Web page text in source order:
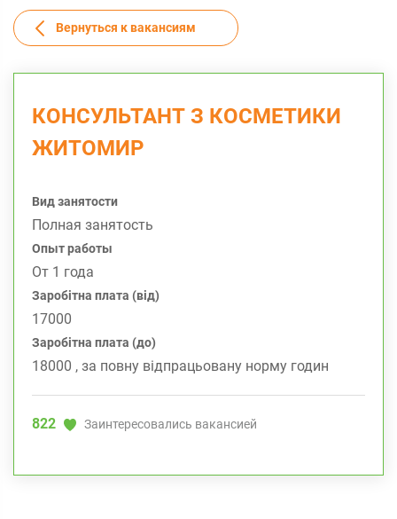
Вернуться к вакансиям
КОНСУЛЬТАНТ З КОСМЕТИКИ
ЖИТОМИР
Вид занятости
Полная занятость
Опыт работы
От 1 года
Заробітна плата (від)
17000
Заробітна плата (до)
18000 , за повну відпрацьовану норму годин
822 Заинтересовались вакансией